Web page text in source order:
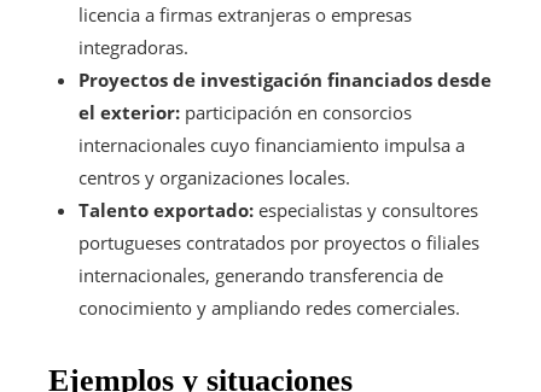
licencia a firmas extranjeras o empresas
integradoras.
Proyectos de investigación financiados desde
el exterior: participación en consorcios
internacionales cuyo financiamiento impulsa a
centros y organizaciones locales.
Talento exportado: especialistas y consultores
portugueses contratados por proyectos o filiales
internacionales, generando transferencia de
conocimiento y ampliando redes comerciales.
Ejemplos y situaciones